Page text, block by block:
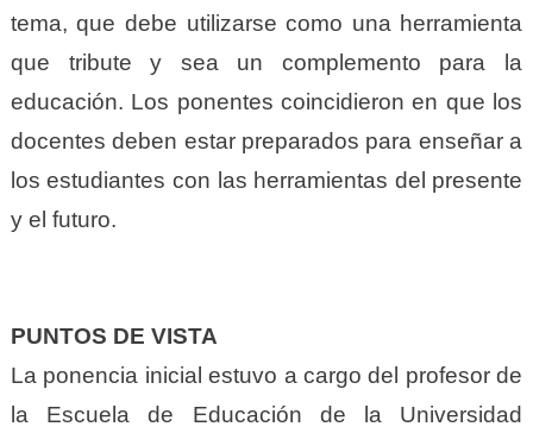
tema, que debe utilizarse como una herramienta
que tribute y sea un complemento para la
educación. Los ponentes coincidieron en que los
docentes deben estar preparados para enseñar a
los estudiantes con las herramientas del presente
y el futuro.
PUNTOS DE VISTA
La ponencia inicial estuvo a cargo del profesor de
la Escuela de Educación de la Universidad